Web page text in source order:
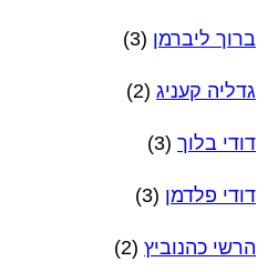
ברוך ליברמן (3)
גדליה קעניג (2)
דודי בלוך (3)
דודי פלדמן (3)
הרשי כהנוביץ (2)